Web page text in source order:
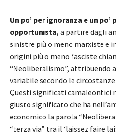
Un po’ per ignoranza e un
opportunista, a partire dagli
sinistre più o meno marxiste e
origini più o meno fasciste
“Neoliberalismo”, attribuendo
variabile secondo le
Questi significati camaleontici
giusto significato che ha
economico la parola
“terza via” tra il ‘laissez faire